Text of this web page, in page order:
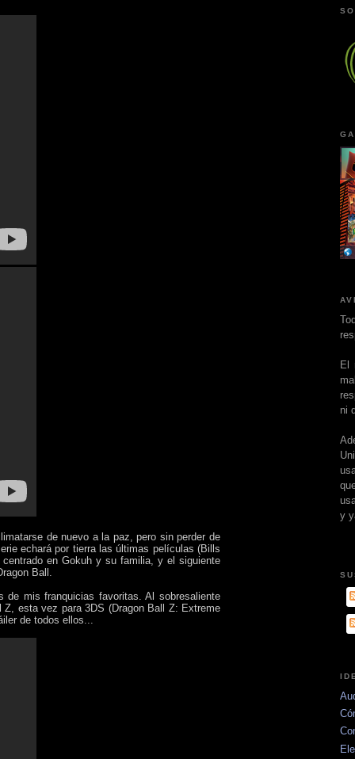
de nuevo a la paz, pero sin perder de
echará por tierra las últimas películas (Bills
en Gokuh y su familia, y el siguiente
Ball.
mis franquicias favoritas. Al sobresaliente
esta vez para 3DS (Dragon Ball Z: Extreme
de todos ellos...
El
ni
y